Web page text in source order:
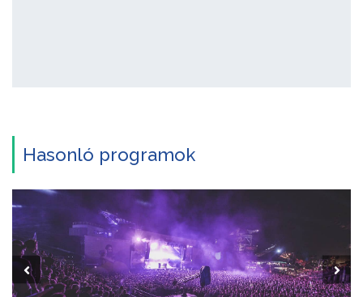
Hasonló programok